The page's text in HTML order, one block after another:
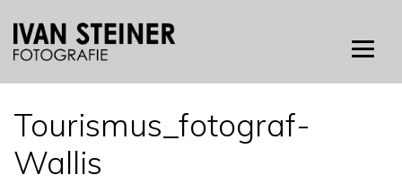
Tourismus_fotograf-
Wallis